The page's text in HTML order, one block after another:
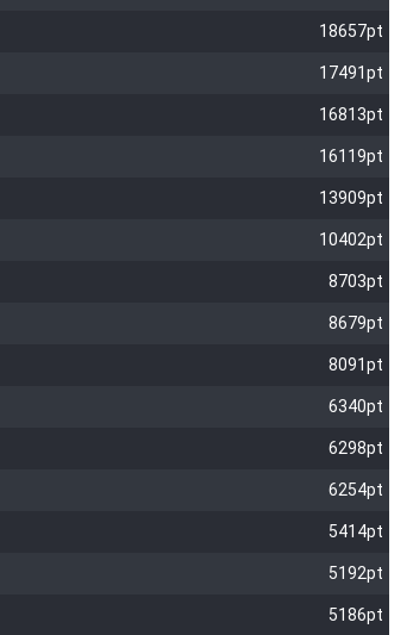
18657pt
17491pt
16813pt
16119pt
13909pt
10402pt
8703pt
8679pt
8091pt
6340pt
6298pt
6254pt
5414pt
5192pt
5186pt